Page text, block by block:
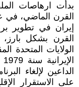
بدأت ارهاصات
القرن الماضي، في
إيران في تطوير
القرن بشكل
الولايات المتحدة
الداعين لإلغاء